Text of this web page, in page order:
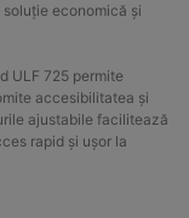
economică și
ULF 725 permite
accesibilitatea și
ajustabile facilitează
rapid și ușor la